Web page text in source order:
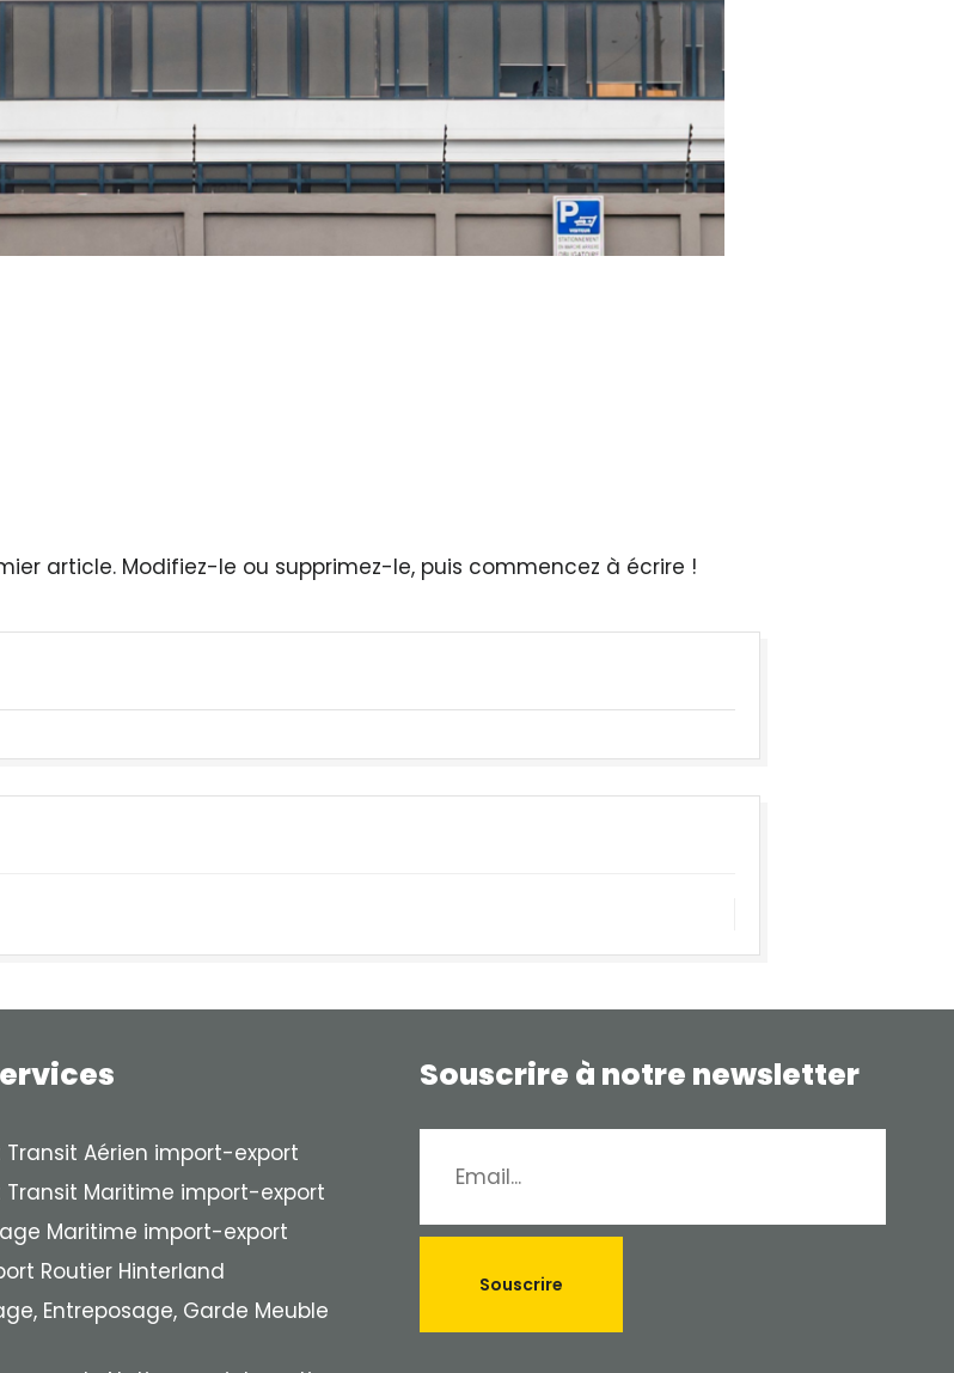
article. Modifiez-le ou supprimez-le, puis commencez à écrire !
Transit Aérien import-export
Transit Maritime import-export
Maritime import-export
Routier Hinterland
Entreposage, Garde Meuble
Souscrire à notre newsletter